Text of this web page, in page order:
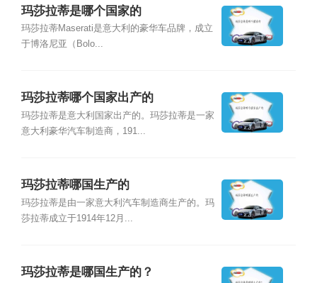
玛莎拉蒂是哪个国家的
玛莎拉蒂Maserati是意大利的豪华车品牌，成立
于博洛尼亚（Bolo...
玛莎拉蒂哪个国家出产的
玛莎拉蒂是意大利国家出产的。玛莎拉蒂是一家
意大利豪华汽车制造商，191...
玛莎拉蒂哪国生产的
玛莎拉蒂是由一家意大利汽车制造商生产的。玛
莎拉蒂成立于1914年12月...
玛莎拉蒂是哪国生产的？